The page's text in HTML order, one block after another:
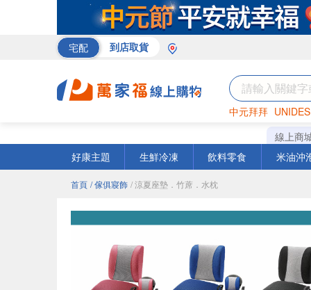
宅配 到店取貨
中元拜拜
罐頭 咖啡
線上商
好康主題
生鮮冷凍 飲料零食 米油沖
首頁 / 傢俱寢飾 / 涼夏座墊．竹蓆．水枕